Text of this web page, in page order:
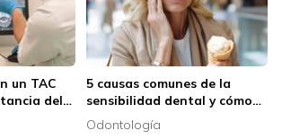
un TAC
del
5 causas comunes de la
sensibilidad dental y cómo
combatirla
Odontología